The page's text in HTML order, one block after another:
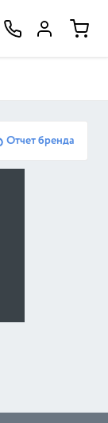
Отчет бренда